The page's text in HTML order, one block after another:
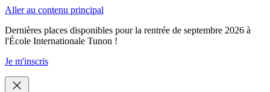
Aller au contenu principal
Dernières places disponibles pour la rentrée de septembre 2026 à
l'École Internationale Tunon !
Je m'inscris